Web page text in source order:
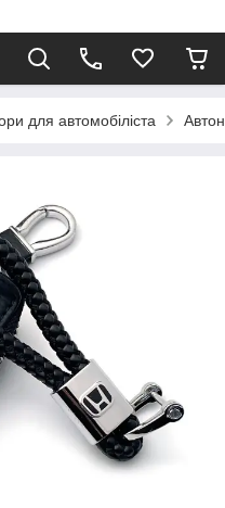
для автомобіліста